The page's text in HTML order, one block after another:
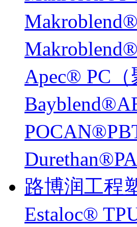
Apec® PC
路博润工程
Estaloc®